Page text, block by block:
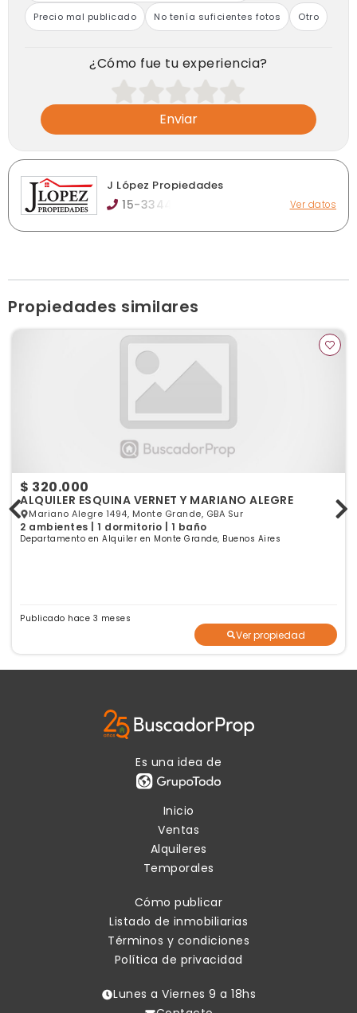
Precio mal publicado No tenía suficientes fotos Otro
¿Cómo fue tu experiencia?
Enviar
J López Propiedades
15-3344 Ver datos
Ver publicaciones de la inmobiliaria
Propiedades similares
$ 320.000
ALQUILER ESQUINA VERNET Y MARIANO ALEGRE
Mariano Alegre 1494, Monte Grande, GBA Sur
2 ambientes | 1 dormitorio | 1 baño
Departamento en Alquiler en Monte Grande, Buenos Aires
Publicado hace 3 meses
Ver propiedad
Es una idea de
Inicio
Ventas
Alquileres
Temporales
Cómo publicar
Listado de inmobiliarias
Términos y condiciones
Política de privacidad
Lunes a Viernes 9 a 18hs